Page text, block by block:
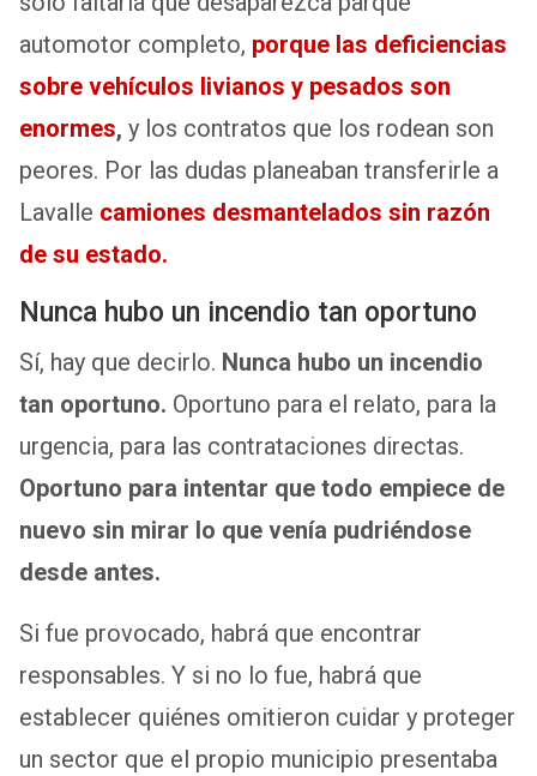
automotor completo, porque las deficiencias
sobre vehículos livianos y pesados son
enormes, y los contratos que los rodean son
peores. Por las dudas planeaban transferirle a
Lavalle camiones desmantelados sin razón
de su estado.
Nunca hubo un incendio tan oportuno
Sí, hay que decirlo. Nunca hubo un incendio
tan oportuno. Oportuno para el relato, para la
urgencia, para las contrataciones directas.
Oportuno para intentar que todo empiece de
nuevo sin mirar lo que venía pudriéndose
desde antes.
Si fue provocado, habrá que encontrar
responsables. Y si no lo fue, habrá que
establecer quiénes omitieron cuidar y proteger
un sector que el propio municipio presentaba